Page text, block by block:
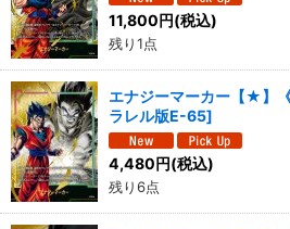
11,800円(税込)
残り1点
エナジーマーカー【★】
ラレル版E-65]
4,480円(税込)
残り6点